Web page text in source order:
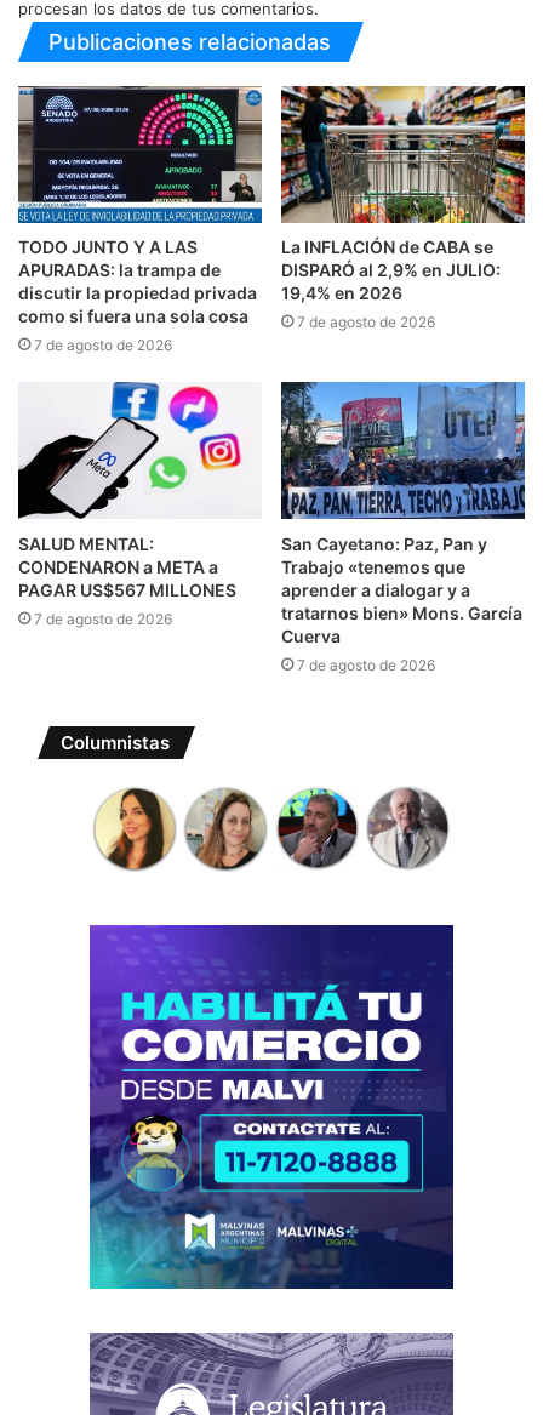
procesan los datos de tus comentarios.
Publicaciones relacionadas
TODO JUNTO Y A LAS
APURADAS: la trampa de
discutir la propiedad privada
como si fuera una sola cosa
7 de agosto de 2026
La INFLACIÓN de CABA se
DISPARÓ al 2,9% en JULIO:
19,4% en 2026
7 de agosto de 2026
SALUD MENTAL:
CONDENARON a META a
PAGAR US$567 MILLONES
7 de agosto de 2026
San Cayetano: Paz, Pan y
Trabajo «tenemos que
aprender a dialogar y a
tratarnos bien» Mons. García
Cuerva
7 de agosto de 2026
Columnistas